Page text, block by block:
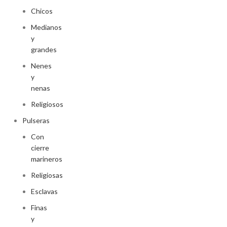
Chicos
Medianos
y
grandes
Nenes
y
nenas
Religiosos
Pulseras
Con
cierre
marineros
Religiosas
Esclavas
Finas
y